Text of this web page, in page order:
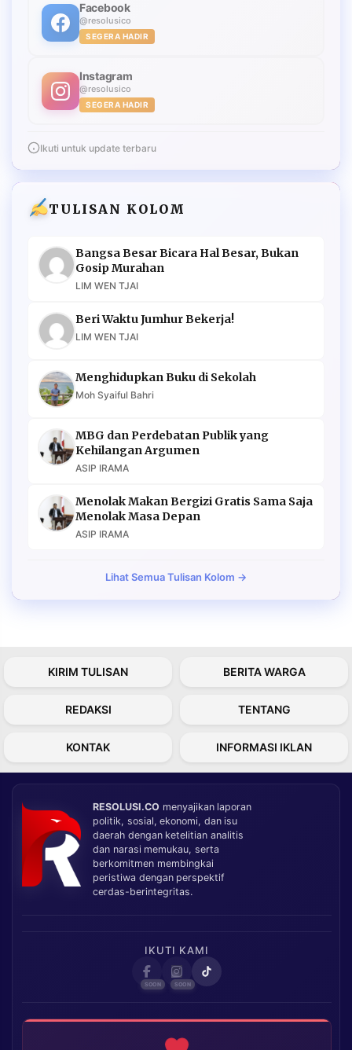
Facebook
@resolusico
SEGERA HADIR
Instagram
@resolusico
SEGERA HADIR
Ikuti untuk update terbaru
TULISAN KOLOM
Bangsa Besar Bicara Hal Besar, Bukan
Gosip Murahan
LIM WEN TJAI
Beri Waktu Jumhur Bekerja!
LIM WEN TJAI
Menghidupkan Buku di Sekolah
Moh Syaiful Bahri
MBG dan Perdebatan Publik yang
Kehilangan Argumen
ASIP IRAMA
Menolak Makan Bergizi Gratis Sama Saja
Menolak Masa Depan
ASIP IRAMA
Lihat Semua Tulisan Kolom →
KIRIM TULISAN BERITA WARGA
REDAKSI TENTANG
KONTAK INFORMASI IKLAN
RESOLUSI.CO menyajikan laporan
politik, sosial, ekonomi, dan isu
daerah dengan ketelitian analitis
dan narasi memukau, serta
berkomitmen membingkai
peristiwa dengan perspektif
cerdas-berintegritas.
IKUTI KAMI